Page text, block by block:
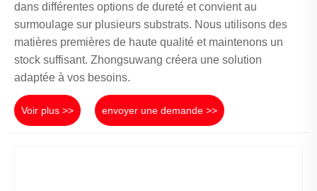
dans différentes options de dureté et convient au
surmoulage sur plusieurs substrats. Nous utilisons des
matières premières de haute qualité et maintenons un
stock suffisant. Zhongsuwang créera une solution
adaptée à vos besoins.
Voir plus >> envoyer une demande >>